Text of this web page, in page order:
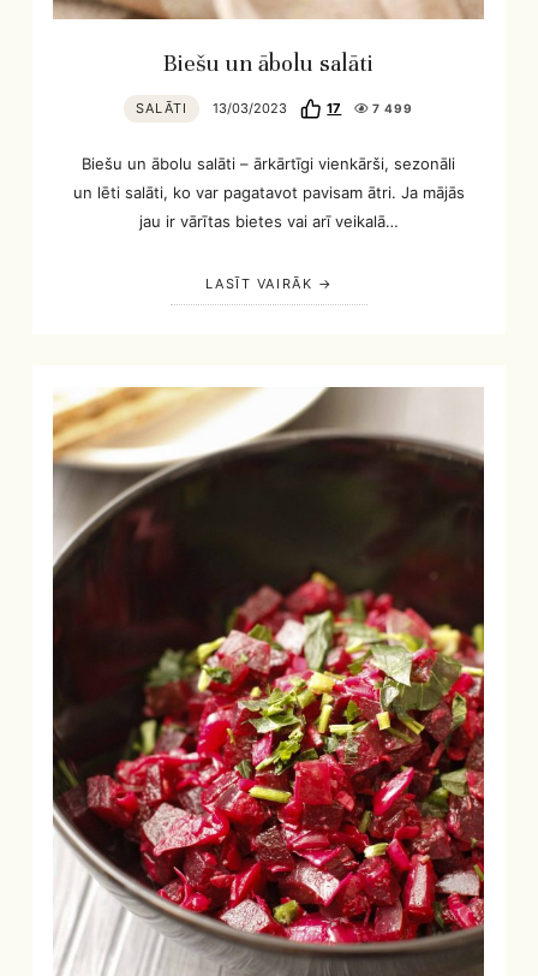
Biešu un ābolu salāti
SALĀTI 13/03/2023 17 7 499
Biešu un ābolu salāti – ārkārtīgi vienkārši, sezonāli
un lēti salāti, ko var pagatavot pavisam ātri. Ja mājās
jau ir vārītas bietes vai arī veikalā…
LASĪT VAIRĀK